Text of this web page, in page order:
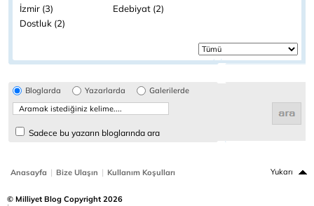
İzmir (3)
Edebiyat (2)
Dostluk (2)
Bloglarda Yazarlarda Galerilerde
Sadece bu yazarın bloglarında ara
Anasayfa | Bize Ulaşın | Kullanım Koşulları Yukarı
© Milliyet Blog Copyright 2026